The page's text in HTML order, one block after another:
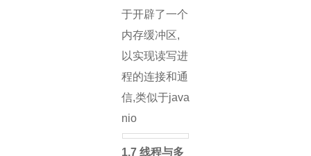
于开辟了一个
内存缓冲区,
以实现读写进
程的连接和通
信,类似于java
nio
1.7 线程与多